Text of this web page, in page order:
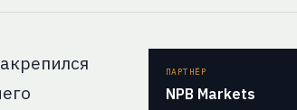
ПАРТНЁР
NPB Markets